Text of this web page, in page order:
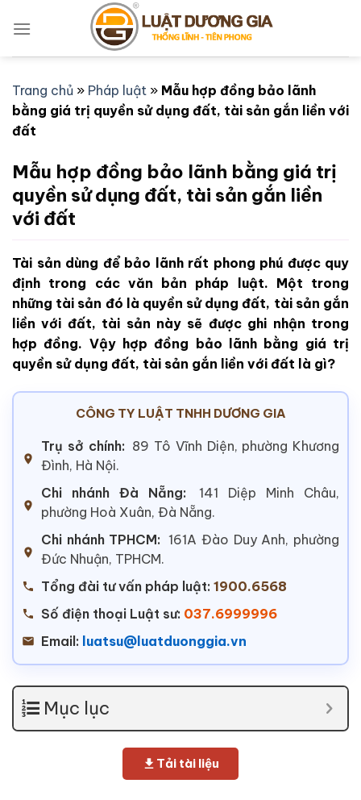
qua
Trang chủ » Pháp luật » Mẫu hợp đồng bảo lãnh
bằng giá trị quyền sử dụng đất, tài sản gắn liền với
đất
Mẫu hợp đồng bảo lãnh bằng giá trị
quyền sử dụng đất, tài sản gắn liền
với đất
Tài sản dùng để bảo lãnh rất phong phú được quy
định trong các văn bản pháp luật. Một trong
những tài sản đó là quyền sử dụng đất, tài sản gắn
liền với đất, tài sản này sẽ được ghi nhận trong
hợp đồng. Vậy hợp đồng bảo lãnh bằng giá trị
quyền sử dụng đất, tài sản gắn liền với đất là gì?
CÔNG TY LUẬT TNHH DƯƠNG GIA
Trụ sở chính: 89 Tô Vĩnh Diện, phường Khương
Đình, Hà Nội.
Chi nhánh Đà Nẵng:
141 Diệp Minh Châu,
phường Hoà Xuân, Đà Nẵng.
Chi nhánh TPHCM: 161A Đào Duy Anh, phường
Đức Nhuận, TPHCM.
Tổng đài tư vấn pháp luật: 1900.6568
Số điện thoại Luật sư: 037.6999996
Email: luatsu@luatduonggia.vn
Mục lục
Tải tài liệu